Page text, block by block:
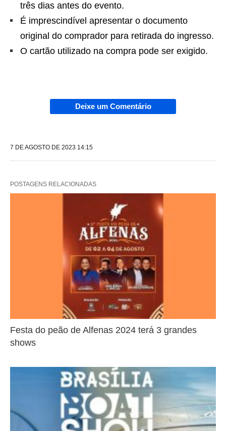
três dias antes do evento.
É imprescindível apresentar o documento
original do comprador para retirada do ingresso.
O cartão utilizado na compra pode ser exigido.
Deixe um Comentário
7 DE AGOSTO DE 2023 14:15
POSTAGENS RELACIONADAS
Festa do peão de Alfenas 2024 terá 3 grandes
shows